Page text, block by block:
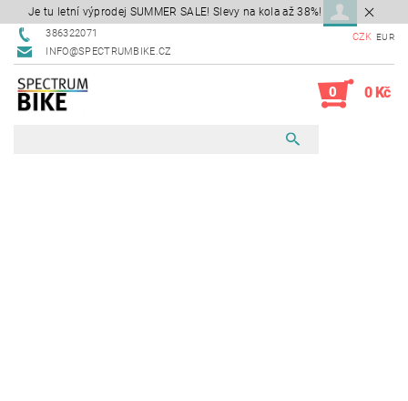
Je tu letní výprodej SUMMER SALE! Slevy na kola až 38%!
386322071
INFO@SPECTRUMBIKE.CZ
CZK EUR
0 0 Kč